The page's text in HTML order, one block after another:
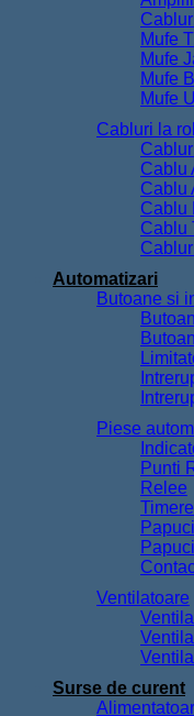
Mufe
Mufe
Mufe
Mufe
Cabluri la
Cablu
Cablu
Cablu
Cablu
Automatizari
Butoane si
Piese
Punti
Relee
Ventilatoare
Surse de curent